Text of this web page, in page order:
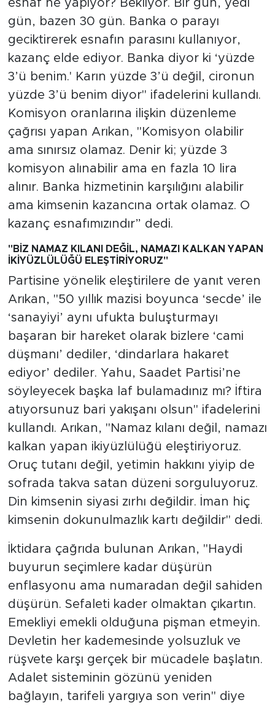
esnaf ne yapıyor? Bekliyor. Bir gün, yedi
gün, bazen 30 gün. Banka o parayı
geciktirerek esnafın parasını kullanıyor,
kazanç elde ediyor. Banka diyor ki ‘yüzde
3’ü benim.' Karın yüzde 3’ü değil, cironun
yüzde 3’ü benim diyor" ifadelerini kullandı.
Komisyon oranlarına ilişkin düzenleme
çağrısı yapan Arıkan, "Komisyon olabilir
ama sınırsız olamaz. Denir ki; yüzde 3
komisyon alınabilir ama en fazla 10 lira
alınır. Banka hizmetinin karşılığını alabilir
ama kimsenin kazancına ortak olamaz. O
kazanç esnafımızındır” dedi.
"BİZ NAMAZ KILANI DEĞİL, NAMAZI KALKAN YAPAN
İKİYÜZLÜLÜĞÜ ELEŞTİRİYORUZ"
Partisine yönelik eleştirilere de yanıt veren
Arıkan, "50 yıllık mazisi boyunca ‘secde’ ile
‘sanayiyi’ aynı ufukta buluşturmayı
başaran bir hareket olarak bizlere ‘cami
düşmanı’ dediler, ‘dindarlara hakaret
ediyor’ dediler. Yahu, Saadet Partisi’ne
söyleyecek başka laf bulamadınız mı? İftira
atıyorsunuz bari yakışanı olsun" ifadelerini
kullandı. Arıkan, "Namaz kılanı değil, namazı
kalkan yapan ikiyüzlülüğü eleştiriyoruz.
Oruç tutanı değil, yetimin hakkını yiyip de
sofrada takva satan düzeni sorguluyoruz.
Din kimsenin siyasi zırhı değildir. İman hiç
kimsenin dokunulmazlık kartı değildir" dedi.
İktidara çağrıda bulunan Arıkan, "Haydi
buyurun seçimlere kadar düşürün
enflasyonu ama numaradan değil sahiden
düşürün. Sefaleti kader olmaktan çıkartın.
Emekliyi emekli olduğuna pişman etmeyin.
Devletin her kademesinde yolsuzluk ve
rüşvete karşı gerçek bir mücadele başlatın.
Adalet sisteminin gözünü yeniden
bağlayın, tarifeli yargıya son verin" diye